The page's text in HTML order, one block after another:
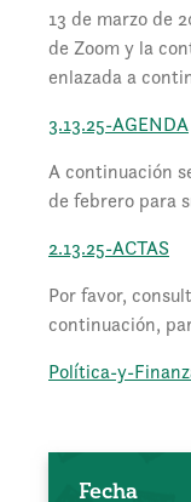
13 de marzo de
de Zoom y la
enlazada a
3.13.25-AGENDA
A continuación
de febrero para
2.13.25-ACTAS
Por favor,
continuación,
Política-y-
Fecha